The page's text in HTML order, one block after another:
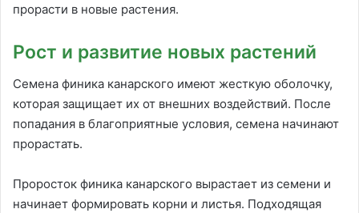
прорасти в новые растения.
Рост и развитие новых растений
Семена финика канарского имеют жесткую оболочку,
которая защищает их от внешних воздействий. После
попадания в благоприятные условия, семена начинают
прорастать.
Проросток финика канарского вырастает из семени и
начинает формировать корни и листья. Подходящая